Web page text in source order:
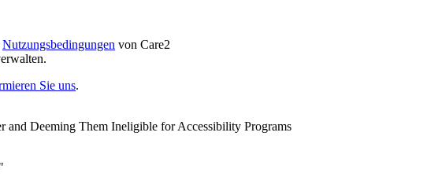
Nutzungsbedingungen von Care2
Sie uns.
and Deeming Them Ineligible for Accessibility Programs